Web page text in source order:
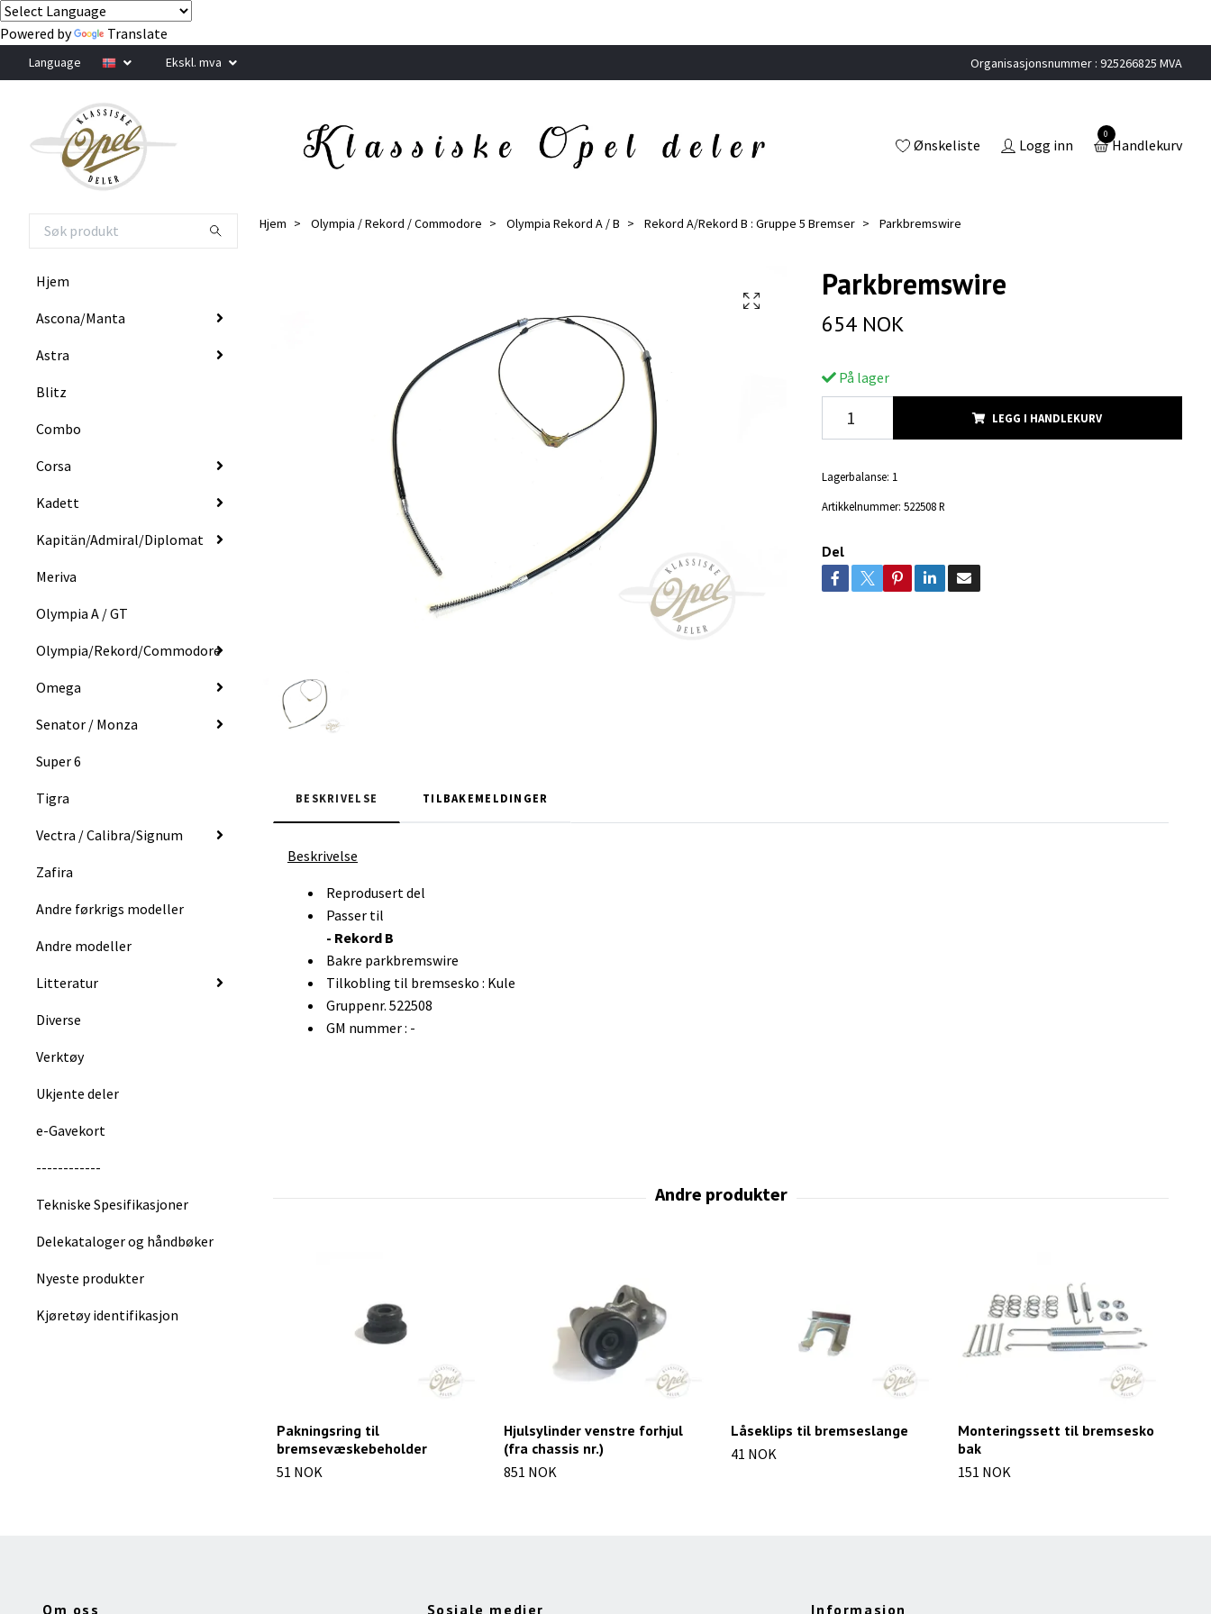
Powered by Translate
Language Ekskl. mva Organisasjonsnummer : 925266825 MVA
Ønskeliste Logg inn
0
Handlekurv
Hjem
Ascona/Manta
Astra
Blitz
Combo
Corsa
Kadett
Kapitän/Admiral/Diplomat
Meriva
Olympia A / GT
Olympia/Rekord/Commodore
Omega
Senator / Monza
Super 6
Tigra
Vectra / Calibra/Signum
Zafira
Andre førkrigs modeller
Andre modeller
Litteratur
Diverse
Verktøy
Ukjente deler
e-Gavekort
------------
Tekniske Spesifikasjoner
Delekataloger og håndbøker
Nyeste produkter
Kjøretøy identifikasjon
Hjem Olympia / Rekord / Commodore Olympia Rekord A / B Rekord A/Rekord B : Gruppe 5 Bremser Parkbremswire
Parkbremswire
654 NOK
På lager
LEGG I HANDLEKURV
Lagerbalanse: 1
Artikkelnummer: 522508 R
Del
BESKRIVELSE TILBAKEMELDINGER
Beskrivelse
Reprodusert del
Passer til
- Rekord B
Bakre parkbremswire
Tilkobling til bremsesko : Kule
Gruppenr. 522508
GM nummer : -
Pakningsring til
bremsevæskebeholder
51 NOK
Hjulsylinder venstre forhjul
(fra chassis nr.)
851 NOK
Låseklips til bremseslange
41 NOK
Monteringssett til bremsesko
bak
151 NOK
Om oss Sosiale medier Informasjon